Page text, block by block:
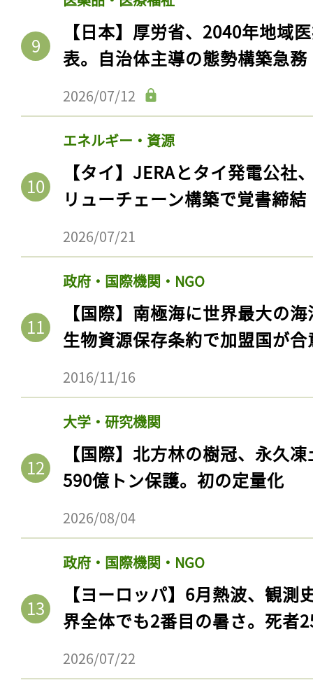
【日本】厚労省、2040年地域
表。自治体主導の態勢構築急務
2026/07/12
エネルギー・資源
【タイ】JERAとタイ発電公社
リューチェーン構築で覚書締結
2026/07/21
政府・国際機関・NGO
【国際】南極海に世界最大の
生物資源保存条約で加盟国が合
2016/11/16
大学・研究機関
【国際】北方林の樹冠、永久
590億トン保護。初の定量化
2026/08/04
政府・国際機関・NGO
【ヨーロッパ】6月熱波、観
界全体でも2番目の暑さ。死者
2026/07/22